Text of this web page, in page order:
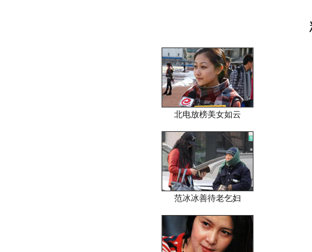
北电放榜美女如云
范冰冰善待老乞妇